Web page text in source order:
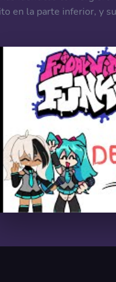
en la parte inferior, y